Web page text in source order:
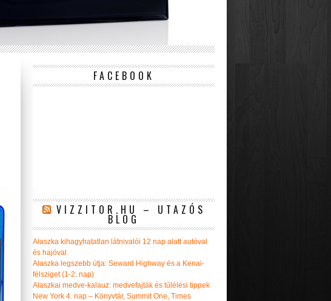
FACEBOOK
VIZZITOR.HU – UTAZÓS
BLOG
Alaszka kihagyhatatlan látnivalói 12 nap alatt autóval
és hajóval
Alaszka legszebb útja: Seward Highway és a Kenai-
félsziget (1-2. nap)
Alaszkai medve-kalauz: medvefajták és túlélési tippek
New York 4. nap – Könyvtár, Summit One, Times